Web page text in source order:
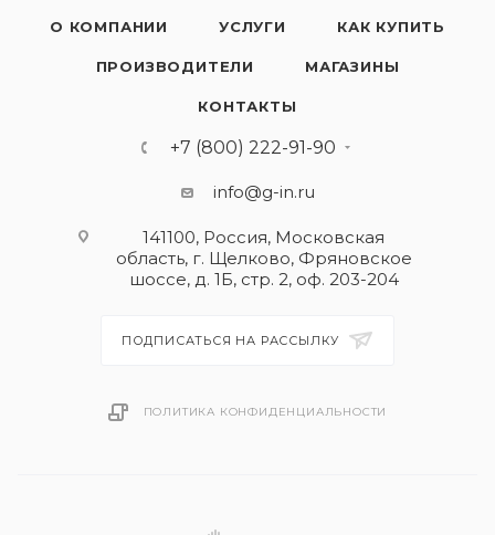
О КОМПАНИИ УСЛУГИ КАК КУПИТЬ
ПРОИЗВОДИТЕЛИ МАГАЗИНЫ
КОНТАКТЫ
+7 (800) 222-91-90
info@g-in.ru
141100, Россия, Московская
область, г. Щелково, Фряновское
шоссе, д. 1Б, стр. 2, оф. 203-204
ПОДПИСАТЬСЯ НА РАССЫЛКУ
ПОЛИТИКА КОНФИДЕНЦИАЛЬНОСТИ